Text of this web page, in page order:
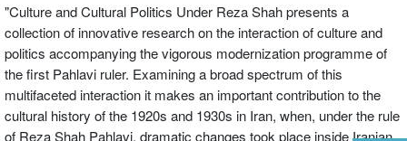
"Culture and Cultural Politics Under Reza Shah presents a
collection of innovative research on the interaction of culture and
politics accompanying the vigorous modernization programme of
the first Pahlavi ruler. Examining a broad spectrum of this
multifaceted interaction it makes an important contribution to the
cultural history of the 1920s and 1930s in Iran, when, under the rule
of Reza Shah Pahlavi, dramatic changes took place inside Iranian